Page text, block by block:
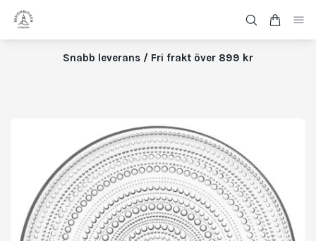
Snabb leverans / Fri frakt över 899 kr